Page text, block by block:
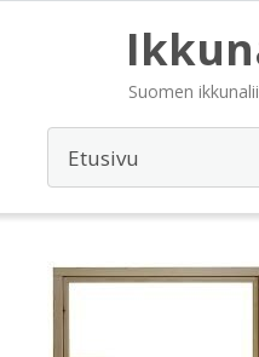
Suomen